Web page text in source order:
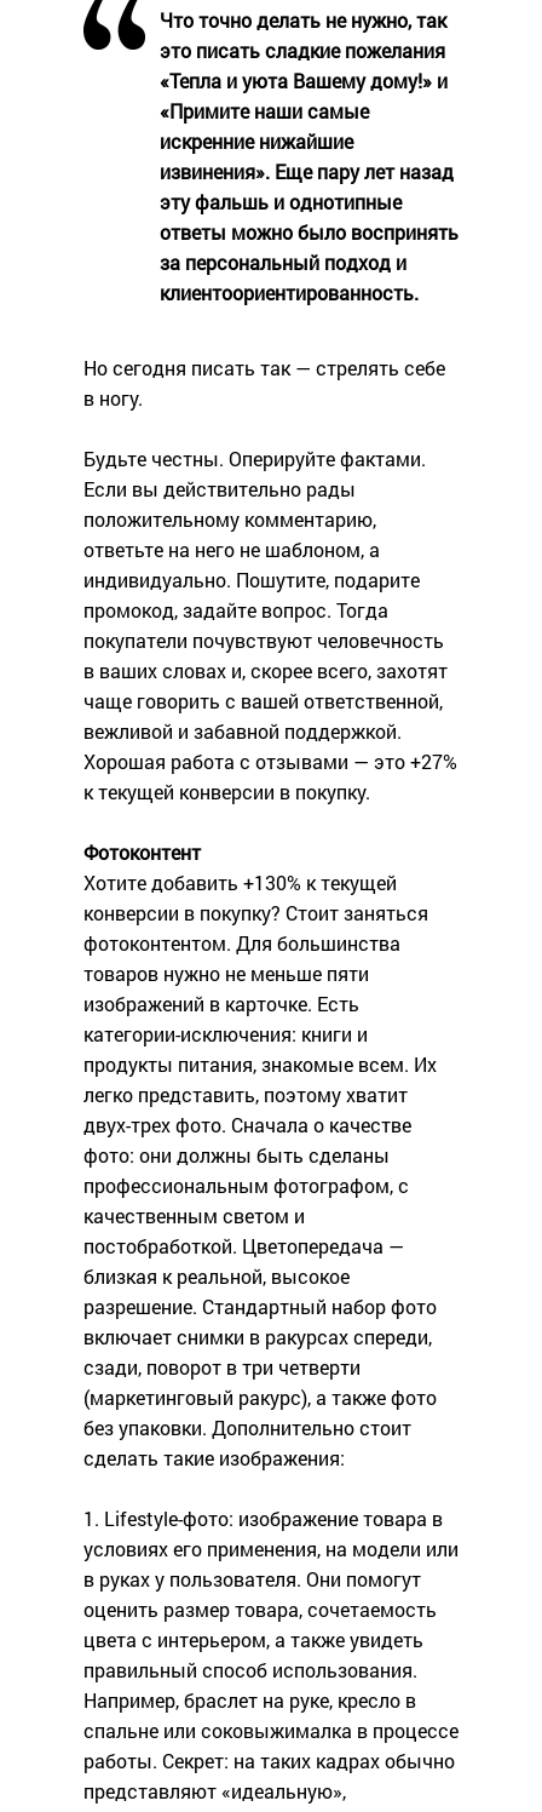
Что точно делать не нужно, так
это писать сладкие пожелания
«Тепла и уюта Вашему дому!» и
«Примите наши самые
искренние нижайшие
извинения». Еще пару лет назад
эту фальшь и однотипные
ответы можно было воспринять
за персональный подход и
клиентоориентированность.
Но сегодня писать так — стрелять себе
в ногу.
Будьте честны. Оперируйте фактами.
Если вы действительно рады
положительному комментарию,
ответьте на него не шаблоном, а
индивидуально. Пошутите, подарите
промокод, задайте вопрос. Тогда
покупатели почувствуют человечность
в ваших словах и, скорее всего, захотят
чаще говорить с вашей ответственной,
вежливой и забавной поддержкой.
Хорошая работа с отзывами — это +27%
к текущей конверсии в покупку.
Фотоконтент
Хотите добавить +130% к текущей
конверсии в покупку? Стоит заняться
фотоконтентом. Для большинства
товаров нужно не меньше пяти
изображений в карточке. Есть
категории-исключения: книги и
продукты питания, знакомые всем. Их
легко представить, поэтому хватит
двух-трех фото. Сначала о качестве
фото: они должны быть сделаны
профессиональным фотографом, с
качественным светом и
постобработкой. Цветопередача —
близкая к реальной, высокое
разрешение. Стандартный набор фото
включает снимки в ракурсах спереди,
сзади, поворот в три четверти
(маркетинговый ракурс), а также фото
без упаковки. Дополнительно стоит
сделать такие изображения:
1. Lifestyle-фото: изображение товара в
условиях его применения, на модели или
в руках у пользователя. Они помогут
оценить размер товара, сочетаемость
цвета с интерьером, а также увидеть
правильный способ использования.
Например, браслет на руке, кресло в
спальне или соковыжималка в процессе
работы. Секрет: на таких кадрах обычно
представляют «идеальную»,